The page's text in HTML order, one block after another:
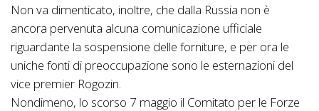
Non va dimenticato, inoltre, che dalla Russia non è
ancora pervenuta alcuna comunicazione ufficiale
riguardante la sospensione delle forniture, e per ora le
uniche fonti di preoccupazione sono le esternazioni del
vice premier Rogozin.
Nondimeno, lo scorso 7 maggio il Comitato per le Forze